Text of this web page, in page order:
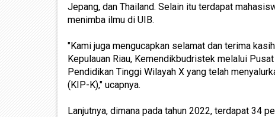
Jepang, dan Thailand. Selain itu terdapat
menimba ilmu di UIB.
"Kami juga mengucapkan selamat dan terima
Kepulauan Riau, Kemendikbudristek melalui
Pendidikan Tinggi Wilayah X yang telah
(KIP-K)," ucapnya.
Lanjutnya, dimana pada tahun 2022, terdapat 34